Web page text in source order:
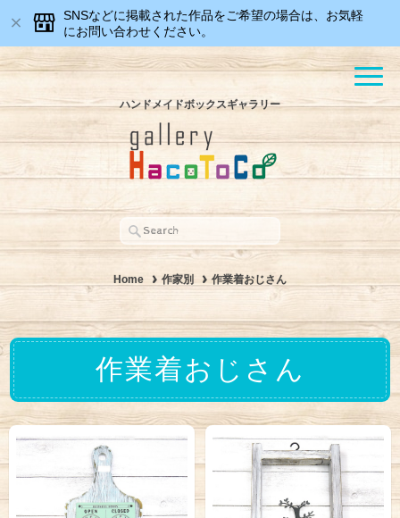
SNSなどに掲載された作品をご希望の場合は、お気軽
にお問い合わせください。
ハンドメイドボックスギャラリー
Home 作家別 作業着おじさん
作業着おじさん